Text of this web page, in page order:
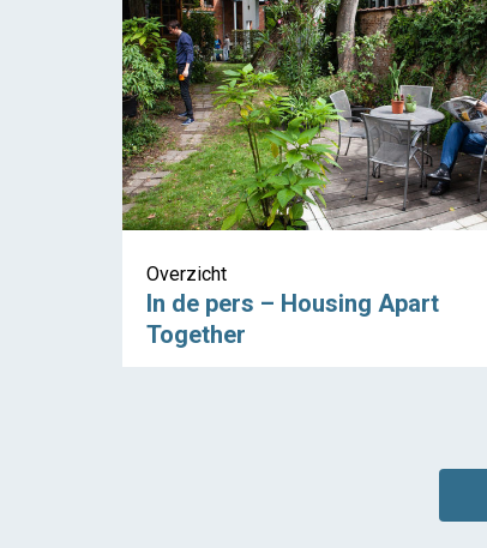
Overzicht
In de pers – Housing Apart
Together